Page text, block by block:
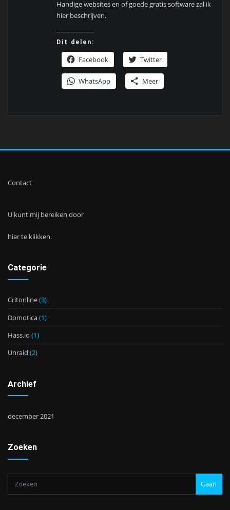
Handige websites en of goede gratis software zal ik
hier beschrijven.
Dit delen:
Facebook Twitter
WhatsApp Meer
Contact
U kunt mij bereiken door
hier te klikken.
Categorie
Critonline(3)
Domotica(1)
Hass.io (1)
Unraid (2)
Archief
december 2021
Zoeken
Gaan